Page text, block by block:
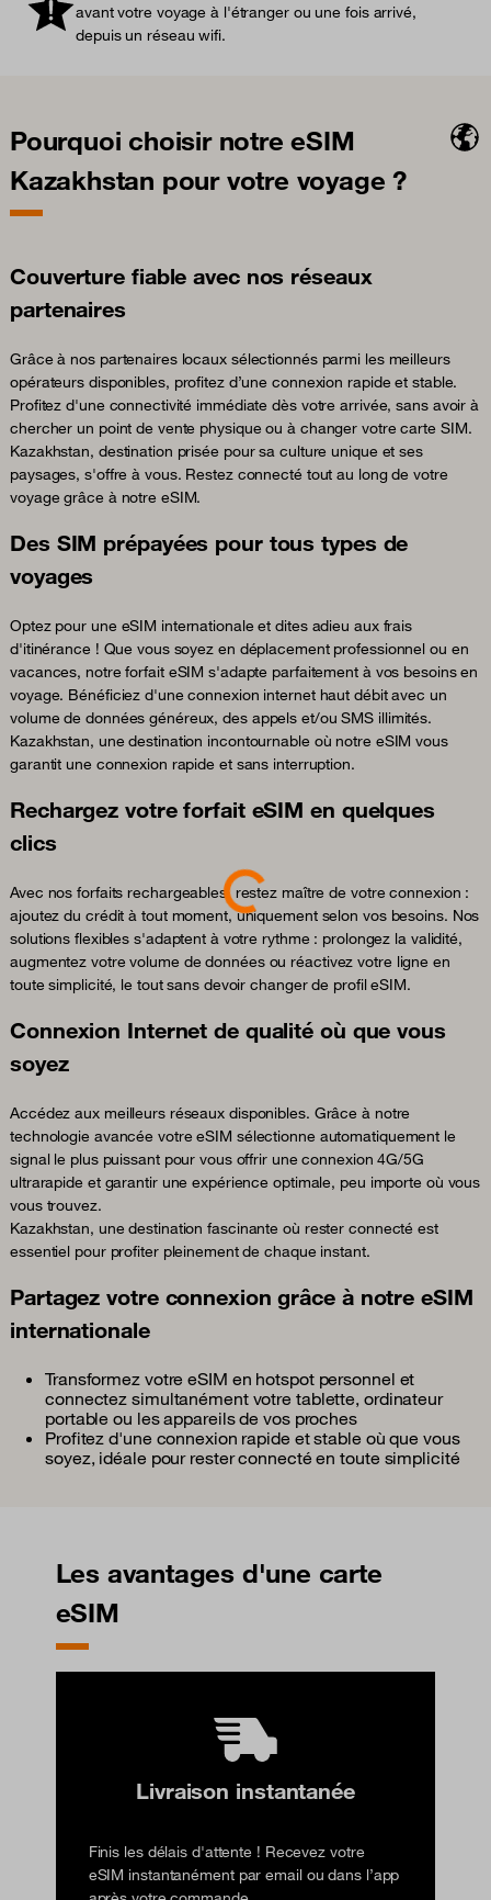
avant votre voyage à l'étranger ou une fois arrivé,
depuis un réseau wifi.
Pourquoi choisir notre eSIM
Kazakhstan pour votre voyage ?
Couverture fiable avec nos réseaux
partenaires
Grâce à nos partenaires locaux sélectionnés parmi les meilleurs
opérateurs disponibles, profitez d’une connexion rapide et stable.
Profitez d'une connectivité immédiate dès votre arrivée, sans avoir à
chercher un point de vente physique ou à changer votre carte SIM.
Kazakhstan, destination prisée pour sa culture unique et ses
paysages, s'offre à vous. Restez connecté tout au long de votre
voyage grâce à notre eSIM.
Des SIM prépayées pour tous types de
voyages
Optez pour une eSIM internationale et dites adieu aux frais
d'itinérance ! Que vous soyez en déplacement professionnel ou en
vacances, notre forfait eSIM s'adapte parfaitement à vos besoins en
voyage. Bénéficiez d'une connexion internet haut débit avec un
volume de données généreux, des appels et/ou SMS illimités.
Kazakhstan, une destination incontournable où notre eSIM vous
garantit une connexion rapide et sans interruption.
Rechargez votre forfait eSIM en quelques
clics
Avec nos forfaits rechargeables, restez maître de votre connexion :
ajoutez du crédit à tout moment, uniquement selon vos besoins. Nos
solutions flexibles s'adaptent à votre rythme : prolongez la validité,
augmentez votre volume de données ou réactivez votre ligne en
toute simplicité, le tout sans devoir changer de profil eSIM.
Connexion Internet de qualité où que vous
soyez
Accédez aux meilleurs réseaux disponibles. Grâce à notre
technologie avancée votre eSIM sélectionne automatiquement le
signal le plus puissant pour vous offrir une connexion 4G/5G
ultrarapide et garantir une expérience optimale, peu importe où vous
vous trouvez.
Kazakhstan, une destination fascinante où rester connecté est
essentiel pour profiter pleinement de chaque instant.
Partagez votre connexion grâce à notre eSIM
internationale
Transformez votre eSIM en hotspot personnel et
connectez simultanément votre tablette, ordinateur
portable ou les appareils de vos proches
Profitez d'une connexion rapide et stable où que vous
soyez, idéale pour rester connecté en toute simplicité
Les avantages d'une carte
eSIM
Livraison instantanée
Finis les délais d'attente ! Recevez votre
eSIM instantanément par email ou dans l’app
Loading...